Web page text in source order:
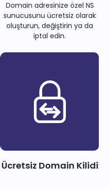
Domain adresinize özel NS
sunucusunu ücretsiz olarak
oluşturun, değiştirin ya da
iptal edin.
Ücretsiz Domain Kilidi